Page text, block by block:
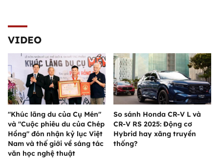
VIDEO
"Khúc lãng du của Cụ Mén"
và "Cuộc phiêu du của Chép
Hồng" đón nhận kỷ lục Việt
Nam và thế giới về sáng tác
văn học nghệ thuật
So sánh Honda CR-V L và
CR-V RS 2025: Động cơ
Hybrid hay xăng truyền
thống?